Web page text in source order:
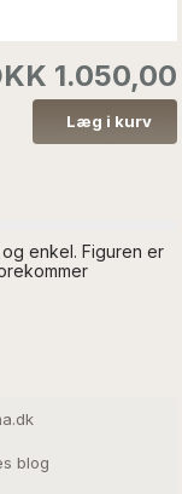
1.050,00
enkel. Figuren er
blog